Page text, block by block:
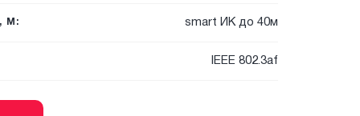
М: smart ИК до 40м
IEEE 802.3af